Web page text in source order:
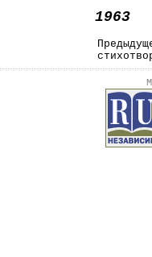
1963